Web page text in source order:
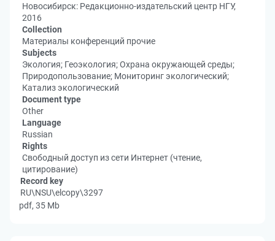
Новосибирск: Редакционно-издательский центр НГУ,
2016
Collection
Материалы конференций прочие
Subjects
Экология; Геоэкология; Охрана окружающей среды;
Природопользование; Мониторинг экологический;
Катализ экологический
Document type
Other
Language
Russian
Rights
Свободный доступ из сети Интернет (чтение,
цитирование)
Record key
RU\NSU\elcopy\3297
pdf, 35 Mb